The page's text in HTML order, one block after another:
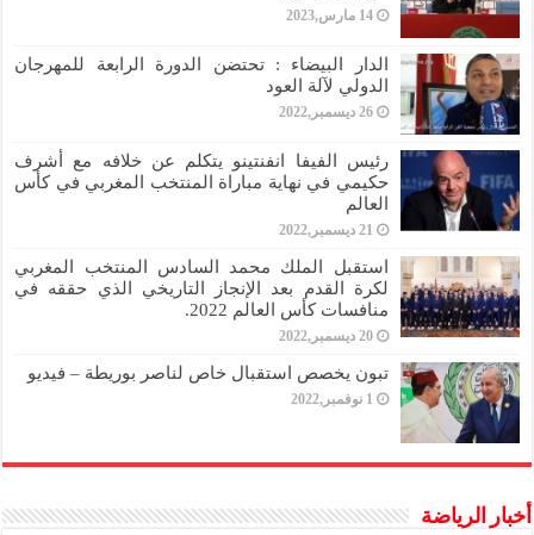
14 مارس,2023
الدار البيضاء : تحتضن الدورة الرابعة للمهرجان
الدولي لآلة العود
26 ديسمبر,2022
رئيس الفيفا انفنتينو يتكلم عن خلافه مع أشرف
حكيمي في نهاية مباراة المنتخب المغربي في كأس
العالم
21 ديسمبر,2022
استقبل الملك محمد السادس المنتخب المغربي
لكرة القدم بعد الإنجاز التاريخي الذي حققه في
منافسات كأس العالم 2022.
20 ديسمبر,2022
تبون يخصص استقبال خاص لناصر بوريطة – فيديو
1 نوفمبر,2022
أخبار الرياضة